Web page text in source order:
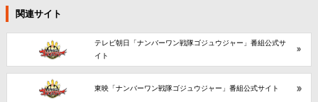
関連サイト
テレビ朝日「ナンバーワン戦隊ゴジュウジャー」番組公式サ
イト
東映「ナンバーワン戦隊ゴジュウジャー」番組公式サイト